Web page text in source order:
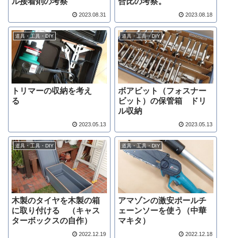
2023.08.31 2023.08.18
道具・工具・DIY
トリマーの収納を考え
る
2023.05.13
道具・工具・DIY
ボアビット（フォスナー
ビット）の保管箱 ドリ
ル収納
2023.05.13
道具・工具・DIY
木製のタイヤを木製の箱
に取り付ける （キャス
ターボックスの自作）
2022.12.19
道具・工具・DIY
アマゾンの激安ポールチ
ェーンソーを使う（中華
マキタ）
2022.12.18